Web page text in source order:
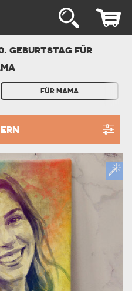
GEBURTSTAG FÜR
FÜR MAMA